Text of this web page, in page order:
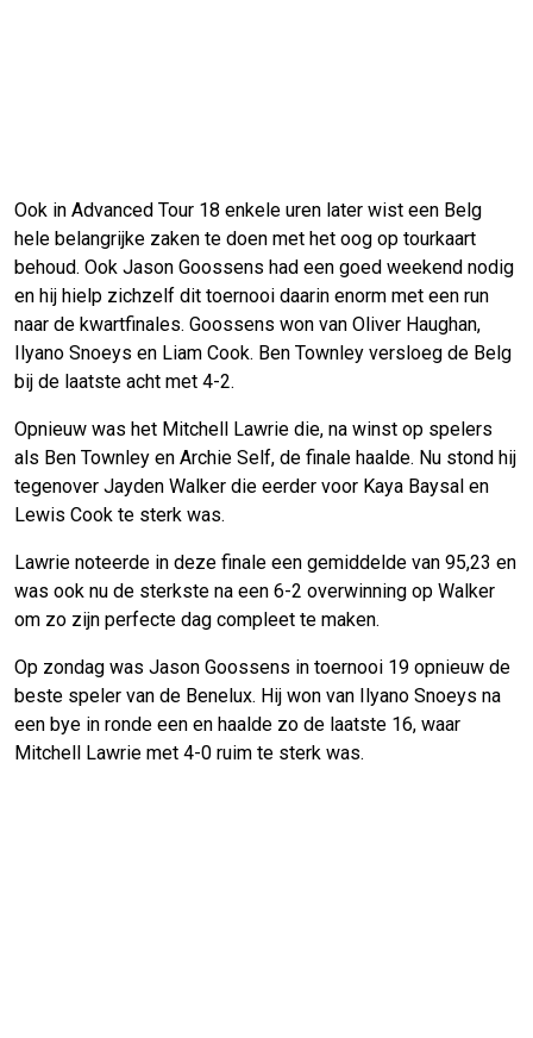
Ook in Advanced Tour 18 enkele uren later wist een Belg
hele belangrijke zaken te doen met het oog op tourkaart
behoud. Ook Jason Goossens had een goed weekend nodig
en hij hielp zichzelf dit toernooi daarin enorm met een run
naar de kwartfinales. Goossens won van Oliver Haughan,
Ilyano Snoeys en Liam Cook. Ben Townley versloeg de Belg
bij de laatste acht met 4-2.
Opnieuw was het Mitchell Lawrie die, na winst op spelers
als Ben Townley en Archie Self, de finale haalde. Nu stond hij
tegenover Jayden Walker die eerder voor Kaya Baysal en
Lewis Cook te sterk was.
Lawrie noteerde in deze finale een gemiddelde van 95,23 en
was ook nu de sterkste na een 6-2 overwinning op Walker
om zo zijn perfecte dag compleet te maken.
Op zondag was Jason Goossens in toernooi 19 opnieuw de
beste speler van de Benelux. Hij won van Ilyano Snoeys na
een bye in ronde een en haalde zo de laatste 16, waar
Mitchell Lawrie met 4-0 ruim te sterk was.